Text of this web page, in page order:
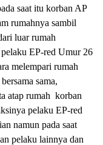
saat itu korban AP
rumahnya sambil
luar rumah
EP-red Umur 26
melempari rumah
sama,
atap rumah korban
pelaku EP-red
namun pada saat
pelaku lainnya dan